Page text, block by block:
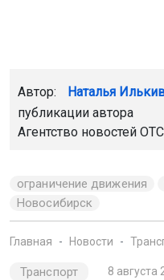
Автор: Наталья
публикации автора
Агентство новостей
ограничение движения
Новосибирск
Главная Новости
Транспорт 8 августа